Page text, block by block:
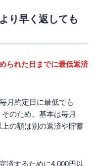
り早く返しても
られた日までに最低返済
月約定日に最低でも
のため、基本は毎月
の額は別の返済や貯蓄
済するために4,000円以